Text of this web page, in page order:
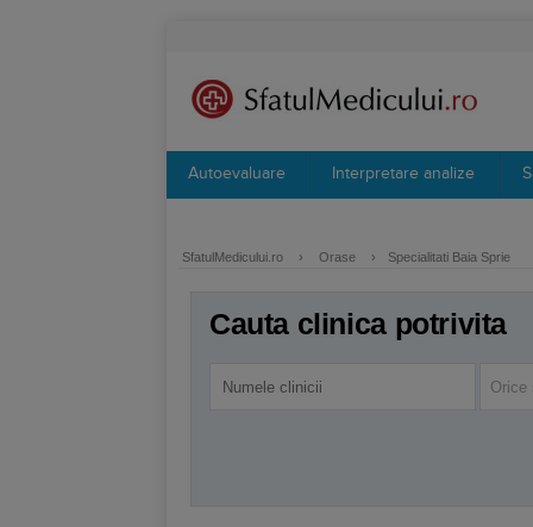
Autoevaluare Interpretare analize
SfatulMedicului.ro › Orase › Specialitati Baia Sprie
Cauta clinica potrivita
Orice